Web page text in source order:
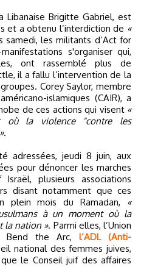
Libanaise Brigitte Gabriel, est
et a obtenu l’interdiction de «
samedi, les militants d’Act for
s'organiser qui,
ont rassemblé plus de
il a fallu l’intervention de la
Corey Saylor, membre
islamiques (CAIR), a
de ces actions qui visent «
où la violence "contre les
.
adressées, jeudi 8 juin, aux
pour dénoncer les marches
plusieurs associations
disant notamment que ces
plein mois du Ramadan,
«
à un moment où la
la nation ». Parmi elles, l’Union
Bend the Arc, l’ADL (Anti-
national des femmes juives,
le Conseil juif des affaires